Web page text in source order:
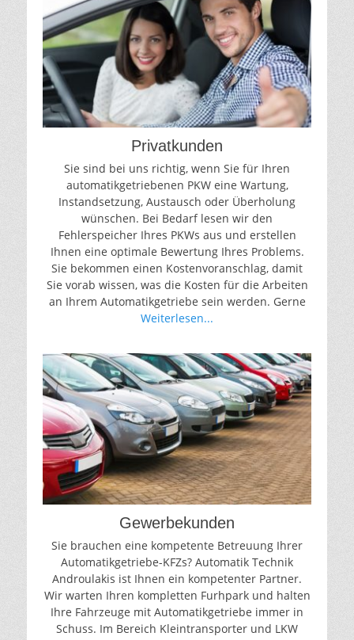
Privatkunden
Sie sind bei uns richtig, wenn Sie für Ihren
automatikgetriebenen PKW eine Wartung,
Instandsetzung, Austausch oder Überholung
wünschen. Bei Bedarf lesen wir den
Fehlerspeicher Ihres PKWs aus und erstellen
Ihnen eine optimale Bewertung Ihres Problems.
Sie bekommen einen Kostenvoranschlag, damit
Sie vorab wissen, was die Kosten für die Arbeiten
an Ihrem Automatikgetriebe sein werden. Gerne
Weiterlesen...
Gewerbekunden
Sie brauchen eine kompetente Betreuung Ihrer
Automatikgetriebe-KFZs? Automatik Technik
Androulakis ist Ihnen ein kompetenter Partner.
Wir warten Ihren kompletten Furhpark und halten
Ihre Fahrzeuge mit Automatikgetriebe immer in
Schuss. Im Bereich Kleintransporter und LKW